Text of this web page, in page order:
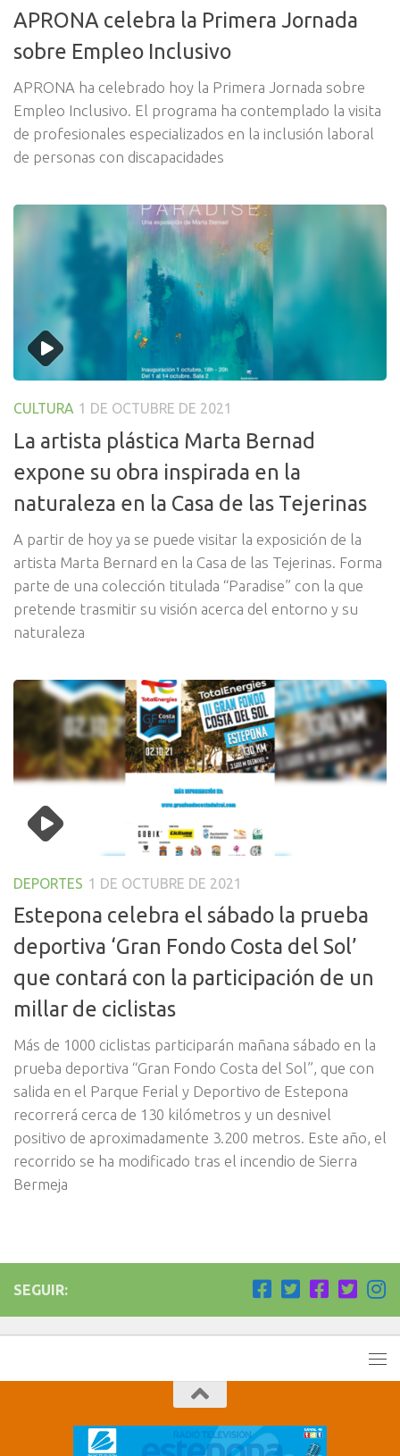
APRONA celebra la Primera Jornada
sobre Empleo Inclusivo
APRONA ha celebrado hoy la Primera Jornada sobre
Empleo Inclusivo. El programa ha contemplado la visita
de profesionales especializados en la inclusión laboral
de personas con discapacidades
CULTURA 1 DE OCTUBRE DE 2021
La artista plástica Marta Bernad
expone su obra inspirada en la
naturaleza en la Casa de las Tejerinas
A partir de hoy ya se puede visitar la exposición de la
artista Marta Bernard en la Casa de las Tejerinas. Forma
parte de una colección titulada “Paradise” con la que
pretende trasmitir su visión acerca del entorno y su
naturaleza
DEPORTES 1 DE OCTUBRE DE 2021
Estepona celebra el sábado la prueba
deportiva ‘Gran Fondo Costa del Sol’
que contará con la participación de un
millar de ciclistas
Más de 1000 ciclistas participarán mañana sábado en la
prueba deportiva “Gran Fondo Costa del Sol”, que con
salida en el Parque Ferial y Deportivo de Estepona
recorrerá cerca de 130 kilómetros y un desnivel
positivo de aproximadamente 3.200 metros. Este año, el
recorrido se ha modificado tras el incendio de Sierra
Bermeja
SEGUIR: